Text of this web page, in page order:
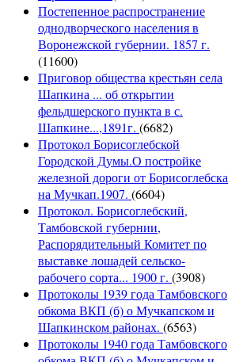
Постепенное распространение
однодворческого населения в
Воронежской губернии. 1857 г.
(11600)
Приговор общества крестьян села
Шапкина ... об открытии
фельдшерского пункта в с.
Шапкине...,1891г. (6682)
Протокол Борисоглебской
Городской Думы.О постройке
железной дороги от Борисоглебска
на Мучкап.1907. (6604)
Протокол. Борисоглебский,
Тамбовской губернии,
Распорядительный Комитет по
выставке лошадей сельско-
рабочего сорта... 1900 г. (3908)
Протоколы 1939 года Тамбовского
обкома ВКП (б) о Мучкапском и
Шапкинском районах. (6563)
Протоколы 1940 года Тамбовского